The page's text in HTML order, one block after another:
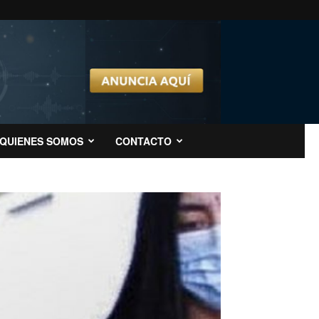
QUIENES SOMOS CONTACTO